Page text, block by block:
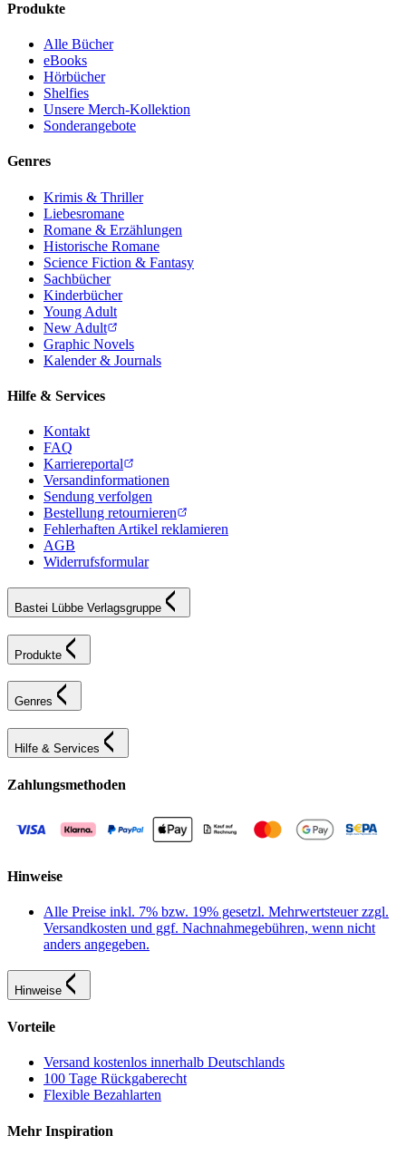
Produkte
Alle Bücher
eBooks
Hörbücher
Shelfies
Unsere Merch-Kollektion
Sonderangebote
Genres
Krimis & Thriller
Liebesromane
Romane & Erzählungen
Historische Romane
Science Fiction & Fantasy
Sachbücher
Kinderbücher
Young Adult
New Adult
Graphic Novels
Kalender & Journals
Hilfe & Services
Kontakt
FAQ
Karriereportal
Versandinformationen
Sendung verfolgen
Bestellung retournieren
Fehlerhaften Artikel reklamieren
AGB
Widerrufsformular
Bastei Lübbe Verlagsgruppe
Produkte
Genres
Hilfe & Services
Zahlungsmethoden
Hinweise
Alle Preise inkl. 7% bzw. 19% gesetzl. Mehrwertsteuer zzgl.
Versandkosten und ggf. Nachnahmegebühren, wenn nicht
anders angegeben.
Hinweise
Vorteile
Versand kostenlos innerhalb Deutschlands
100 Tage Rückgaberecht
Flexible Bezahlarten
Mehr Inspiration